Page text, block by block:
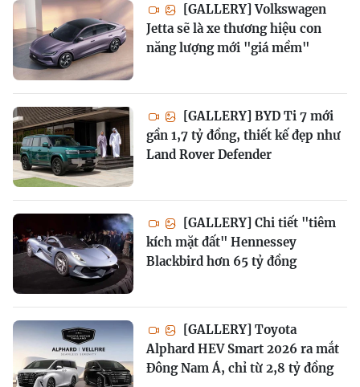
[GALLERY] Volkswagen
Jetta sẽ là xe thương hiệu con
năng lượng mới "giá mềm"
[GALLERY] BYD Ti 7 mới
gần 1,7 tỷ đồng, thiết kế đẹp như
Land Rover Defender
[GALLERY] Chi tiết "tiêm
kích mặt đất" Hennessey
Blackbird hơn 65 tỷ đồng
[GALLERY] Toyota
Alphard HEV Smart 2026 ra mắt
Đông Nam Á, chỉ từ 2,8 tỷ đồng